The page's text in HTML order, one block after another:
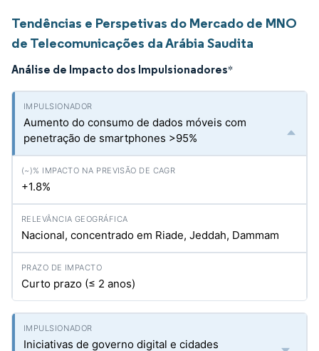
Tendências e Perspetivas do Mercado de MNO
de Telecomunicações da Arábia Saudita
Análise de Impacto dos Impulsionadores*
Aumento do consumo de dados móveis com
penetração de smartphones >95%
+1.8%
Nacional, concentrado em Riade, Jeddah, Dammam
Curto prazo (≤ 2 anos)
Iniciativas de governo digital e cidades